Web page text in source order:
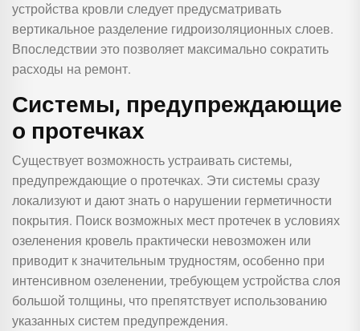
устройства кровли следует предусматривать
вертикальное разделение гидроизоляционных слоев.
Впоследствии это позволяет максимально сократить
расходы на ремонт.
Системы, предупреждающие
о протечках
Существует возможность устраивать системы,
предупреждающие о протечках. Эти системы сразу
локализуют и дают знать о нарушении герметичности
покрытия. Поиск возможных мест протечек в условиях
озеленения кровель практически невозможен или
приводит к значительным трудностям, особенно при
интенсивном озеленении, требующем устройства слоя
большой толщины, что препятствует использованию
указанных систем предупреждения.